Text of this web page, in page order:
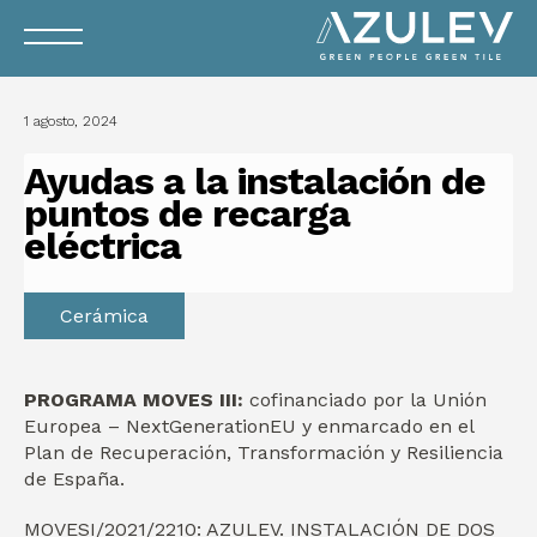
1 agosto, 2024
Ayudas a la instalación de
puntos de recarga
eléctrica
Cerámica
PROGRAMA MOVES III: cofinanciado por la Unión
Europea – NextGenerationEU y enmarcado en el
Plan de Recuperación, Transformación y Resiliencia
de España.
MOVESI/2021/2210: AZULEV. INSTALACIÓN DE DOS